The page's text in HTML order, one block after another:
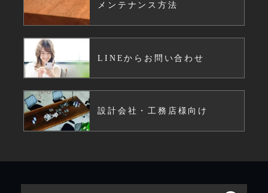
メンテナンス方法
LINEからお問い合わせ
設計会社・工務店様向け